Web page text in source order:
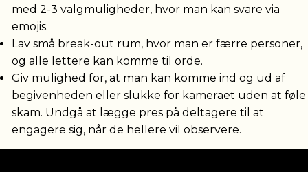
med 2-3 valgmuligheder, hvor man kan svare via
emojis.
Lav små break-out rum, hvor man er færre personer,
og alle lettere kan komme til orde.
Giv mulighed for, at man kan komme ind og ud af
begivenheden eller slukke for kameraet uden at føle
skam. Undgå at lægge pres på deltagere til at
engagere sig, når de hellere vil observere.